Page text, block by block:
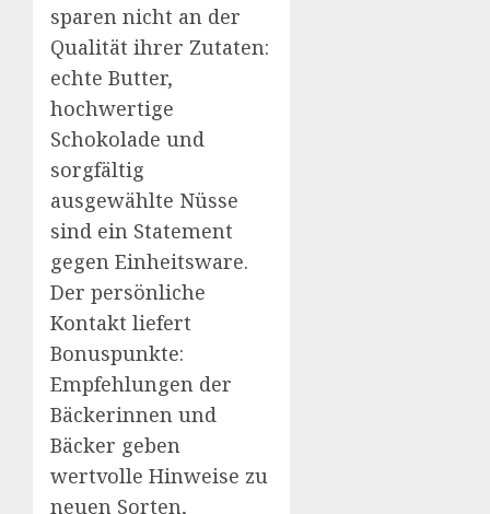
sparen nicht an der
Qualität ihrer Zutaten:
echte Butter,
hochwertige
Schokolade und
sorgfältig
ausgewählte Nüsse
sind ein Statement
gegen Einheitsware.
Der persönliche
Kontakt liefert
Bonuspunkte:
Empfehlungen der
Bäckerinnen und
Bäcker geben
wertvolle Hinweise zu
neuen Sorten,